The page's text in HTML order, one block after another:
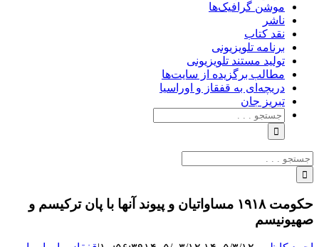
موشن گرافیک‌ها
ناشر
نقد کتاب
برنامه‌ تلویزیونی
تولید مستند تلویزیونی
مطالب برگزیده از سایت‌ها
دریچه‌ای به قفقاز و اوراسیا
تبریزِ جان
جستجو
برای:
جستجو
برای:
حکومت ۱۹۱۸ مساواتیان و پیوند آنها با پان ترکیسم و
صهیونیسم